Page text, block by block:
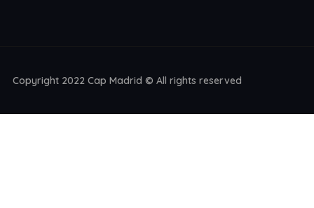
Copyright 2022 Cap Madrid © All rights reserved